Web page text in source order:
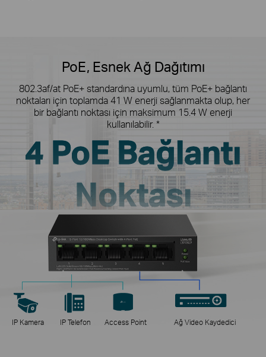
PoE, Esnek Ağ Dağıtımı
802.3af/at PoE+ standardına uyumlu, tüm PoE+ bağlantı
noktaları için toplamda 41 W enerji sağlanmakta olup, her
bir bağlantı noktası için maksimum 15.4 W enerji
kullanılabilir. *
4 PoE Bağlantı
Noktası
IP Kamera IP Telefon Access Point Ağ Video Kaydedici